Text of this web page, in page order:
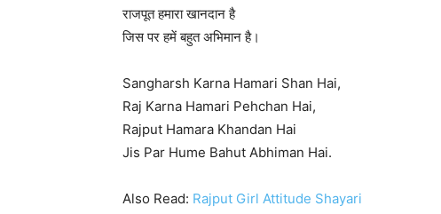
राजपूत हमारा खानदान है
जिस पर हमें बहुत अभिमान है।
Sangharsh Karna Hamari Shan Hai,
Raj Karna Hamari Pehchan Hai,
Rajput Hamara Khandan Hai
Jis Par Hume Bahut Abhiman Hai.
Also Read: Rajput Girl Attitude Shayari